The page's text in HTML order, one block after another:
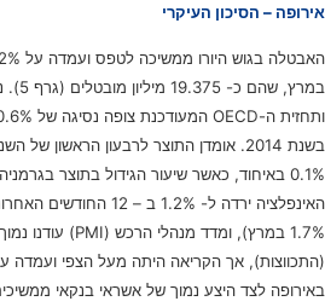
אירופה – הסיכון העיקרי
האינפלציה ירדה ל- 1.2%
באירופה לצד היצע נמוך של אשראי בנקאי